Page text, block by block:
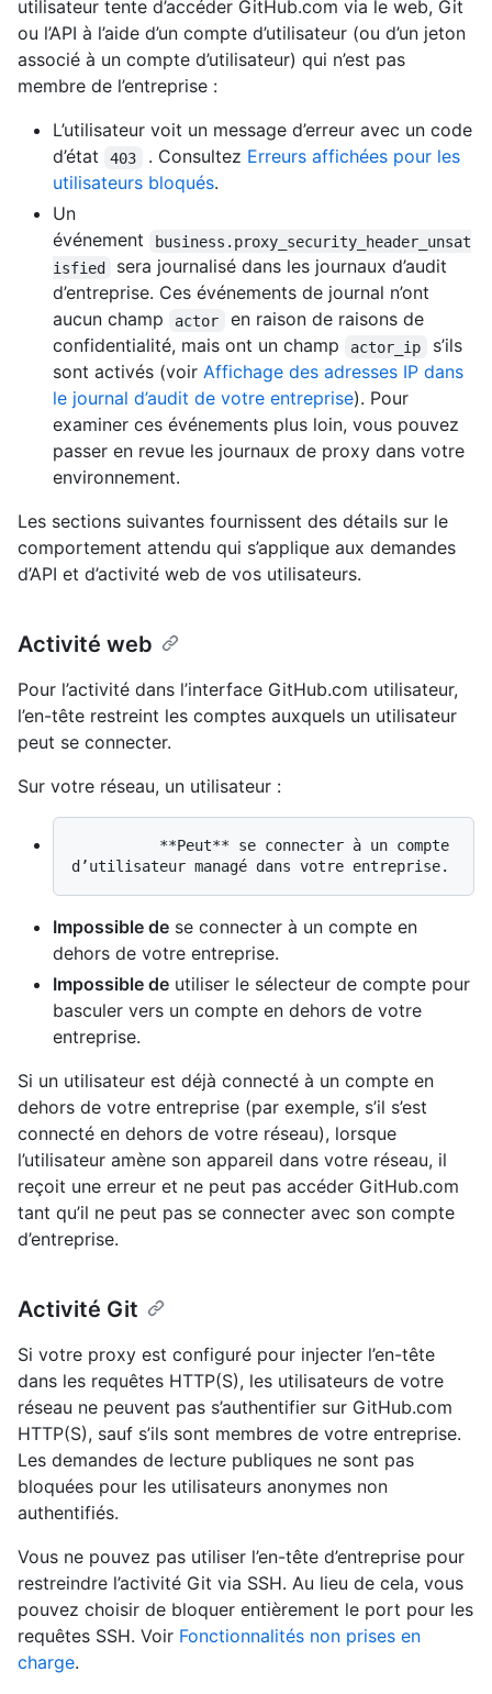
utilisateur tente d’accéder GitHub.com via le web, Git
ou l’API à l’aide d’un compte d’utilisateur (ou d’un jeton
associé à un compte d’utilisateur) qui n’est pas
membre de l’entreprise :
L’utilisateur voit un message d’erreur avec un code
d’état
403 . Consultez Erreurs affichées pour les
utilisateurs bloqués.
Un
événement
business.proxy_security_header_unsat
isfied
sera journalisé dans les journaux d’audit
d’entreprise. Ces événements de journal n’ont
aucun champ
actor
en raison de raisons de
confidentialité, mais ont un champ
actor_ip
s’ils
sont activés (voir Affichage des adresses IP dans
le journal d’audit de votre entreprise). Pour
examiner ces événements plus loin, vous pouvez
passer en revue les journaux de proxy dans votre
environnement.
Les sections suivantes fournissent des détails sur le
comportement attendu qui s’applique aux demandes
d’API et d’activité web de vos utilisateurs.
Activité web
Pour l’activité dans l’interface GitHub.com utilisateur,
l’en-tête restreint les comptes auxquels un utilisateur
peut se connecter.
Sur votre réseau, un utilisateur :
Impossible de se connecter à un compte en
dehors de votre entreprise.
Impossible de utiliser le sélecteur de compte pour
basculer vers un compte en dehors de votre
entreprise.
Si un utilisateur est déjà connecté à un compte en
dehors de votre entreprise (par exemple, s’il s’est
connecté en dehors de votre réseau), lorsque
l’utilisateur amène son appareil dans votre réseau, il
reçoit une erreur et ne peut pas accéder GitHub.com
tant qu’il ne peut pas se connecter avec son compte
d’entreprise.
Activité Git
Si votre proxy est configuré pour injecter l’en-tête
dans les requêtes HTTP(S), les utilisateurs de votre
réseau ne peuvent pas s’authentifier sur GitHub.com
HTTP(S), sauf s’ils sont membres de votre entreprise.
Les demandes de lecture publiques ne sont pas
bloquées pour les utilisateurs anonymes non
authentifiés.
Vous ne pouvez pas utiliser l’en-tête d’entreprise pour
restreindre l’activité Git via SSH. Au lieu de cela, vous
pouvez choisir de bloquer entièrement le port pour les
requêtes SSH. Voir Fonctionnalités non prises en
charge.